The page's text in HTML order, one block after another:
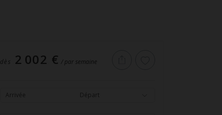
dès 2 002 € / par semaine
Arrivée Départ